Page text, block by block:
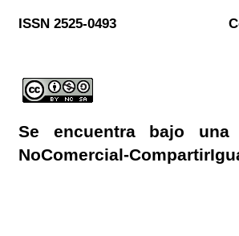
ISSN 2525-0493 C
Se encuentra bajo
NoComercial-